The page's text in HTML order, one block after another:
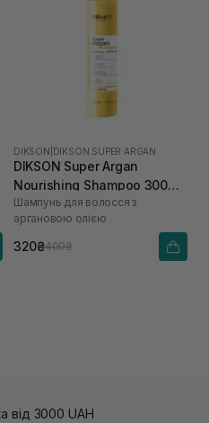
DIKSON DIKSON SUPER ARGAN
DIKSON Super Argan
Nourishing Shampoo 300
мл
Шампунь для волосся з
аргановою олією
320₴400₴
від 3000 UAH